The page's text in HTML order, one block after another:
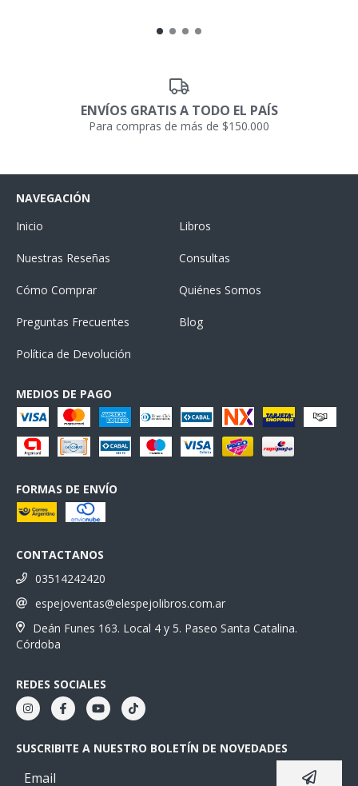
ENVÍOS GRATIS A TODO EL PAÍS
Para compras de más de $150.000
NAVEGACIÓN
Inicio
Libros
Nuestras Reseñas Consultas
Cómo Comprar Quiénes Somos
Preguntas Frecuentes Blog
Política de Devolución
MEDIOS DE PAGO
FORMAS DE ENVÍO
CONTACTANOS
03514242420
espejoventas@elespejolibros.com.ar
Deán Funes 163. Local 4 y 5. Paseo Santa Catalina.
Córdoba
REDES SOCIALES
SUSCRIBITE A NUESTRO BOLETÍN DE NOVEDADES